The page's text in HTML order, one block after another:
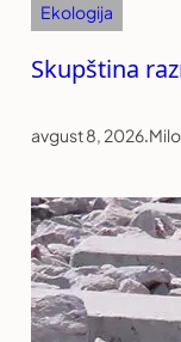
Ekologija
Skupština
avgust 8, 2026.